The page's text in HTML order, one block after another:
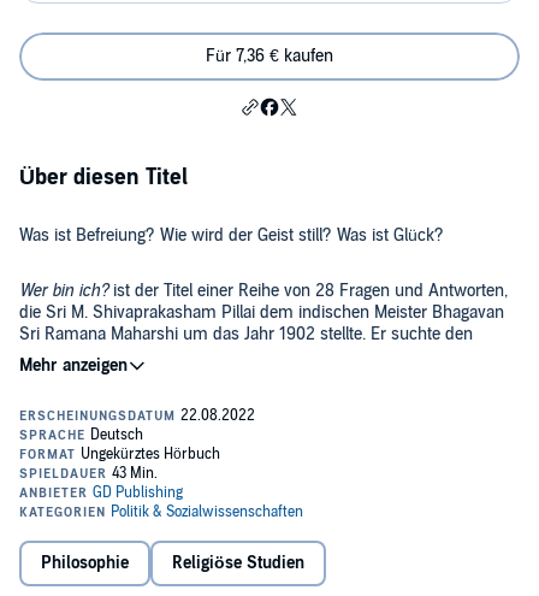
Für 7,36 € kaufen
Über diesen Titel
Was ist Befreiung? Wie wird der Geist still? Was ist Glück?
Wer bin ich?ist der Titel einer Reihe von 28 Fragen und Antworten,
die Sri M. Shivaprakasham Pillai dem indischen Meister Bhagavan
Sri Ramana Maharshi um das Jahr 1902 stellte. Er suchte den
Meister in einer Höhle am Berg Arunachala in Südindien auf und bat
um spirituelle Führung.
Es ist überliefert, dass Ramana Maharshi diese Fragen in der ihm
geläufigen Sprache Tamil beantwortete. Dieser Text wurde 1923
zunächst in Tamil herausgegeben, erfuhr mehrere Überarbeitungen,
wurde 1982 von einem indischen Gelehrten der Universität Madras
ins Englische übersetzt und 2002 schließlich in eine moderne
deutsche Fassung übertragen. Die Fragen, die vor über hundert
Jahren gestellt wurden haben nichts an ihrer Gültigkeit verloren. Die
radikalen Antworten zeugen von tiefem Wissen über die Natur des
menschlichen Geistes, und weisen in eindringlicher und
Ramana Maharshis Mitteilungen in eigenen Worten. Sie vertreten
klar die zentrale Lehre, dass der Pfad des Wissens, die Erforschung
Philosophie Religiöse Studien